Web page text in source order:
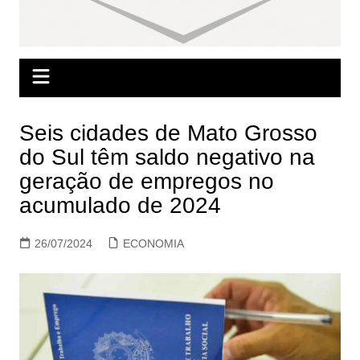
Seis cidades de Mato Grosso
do Sul têm saldo negativo na
geração de empregos no
acumulado de 2024
26/07/2024 ECONOMIA